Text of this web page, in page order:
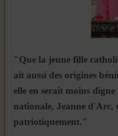
"Que la jeune fille
ait aussi des origines
elle en serait moins
nationale, Jeanne d'Arc,
patriotiquement."